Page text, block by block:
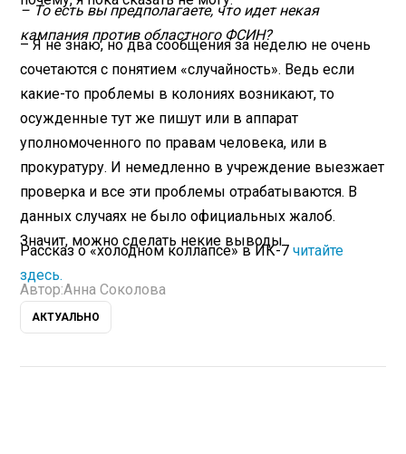
– То есть вы предполагаете, что идет некая
кампания против областного ФСИН?
– Я не знаю, но два сообщения за неделю не очень
сочетаются с понятием «случайность». Ведь если
какие-то проблемы в колониях возникают, то
осужденные тут же пишут или в аппарат
уполномоченного по правам человека, или в
прокуратуру. И немедленно в учреждение выезжает
проверка и все эти проблемы отрабатываются. В
данных случаях не было официальных жалоб.
Значит, можно сделать некие выводы.
Рассказ о «холодном коллапсе» в ИК-7читайте
здесь.
Автор:Анна Соколова
АКТУАЛЬНО